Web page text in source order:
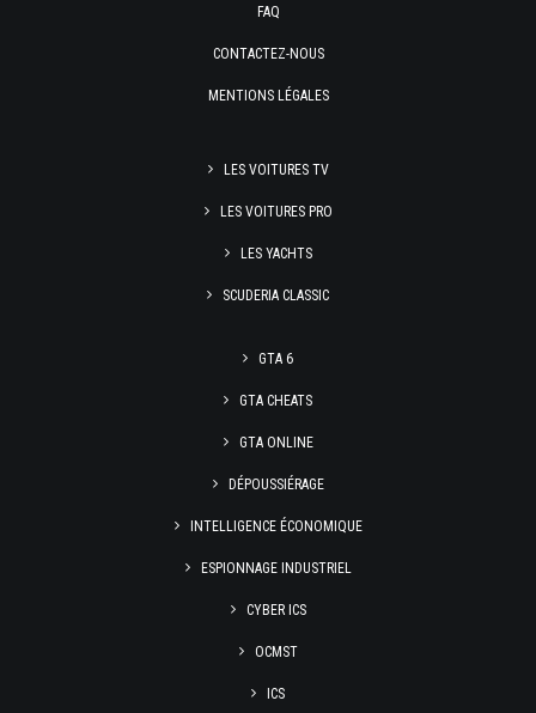
FAQ
CONTACTEZ-NOUS
MENTIONS LÉGALES
LES VOITURES TV
LES VOITURES PRO
LES YACHTS
SCUDERIA CLASSIC
GTA 6
GTA CHEATS
GTA ONLINE
DÉPOUSSIÉRAGE
INTELLIGENCE ÉCONOMIQUE
ESPIONNAGE INDUSTRIEL
CYBER ICS
OCMST
ICS